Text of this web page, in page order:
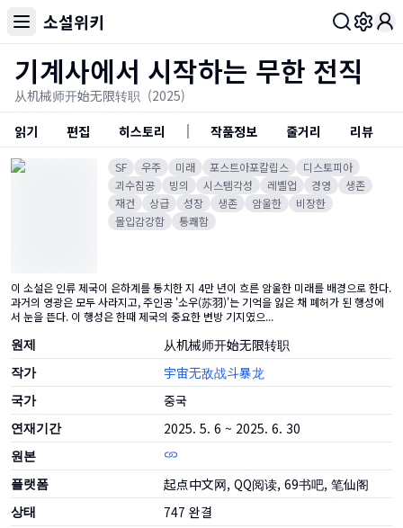
소설위키
기계사에서 시작하는 무한 전직
从机械师开始无限转职 (2025)
읽기
편집 히스토리 작품정보 줄거리 리뷰
SF 우주 미래 포스트아포칼립스
디스토피아
괴수침공
빙의 시스템각성 레벨업 경영
생존
재건
상급 성장 생존 암울한
비장한
몰입감강함
통쾌함
이 소설은 인류 제국이 은하계를 통치한 지 4만 년이 흐른 암울한 미래를 배경으로 한다.
과거의 영광은 모두 사라지고, 주인공 '소우(苏羽)'는 기억을 잃은 채 폐허가 된 행성에
서 눈을 뜬다. 이 행성은 한때 제국의 중요한 변방 기지였으...
원제 从机械师开始无限转职
작가 宇宙无敌战斗暴龙
국가 중국
연재기간 2025. 5. 6 ~ 2025. 6. 30
원본
플랫폼
起点中文网, QQ阅读, 69书吧, 笔仙阁
상태 747 완결